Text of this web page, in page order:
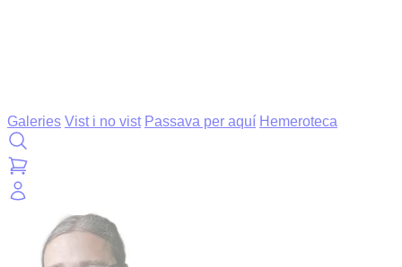
Galeries Vist i no vist Passava per aquí Hemeroteca